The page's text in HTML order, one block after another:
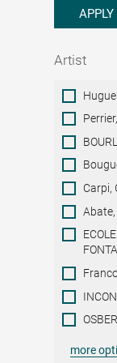
APPLY
Artist
Artist
Carpi,
more